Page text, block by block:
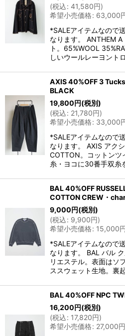
(税込: 41,580円)
希望小売価格: 63,000
*SALEアイテムなので
なります。 ANTHEM
ト。65%WOOL
しいウールレーヨント
AXIS 40%OFF 3
BLACK
19,800円(税別)
(税込: 21,780円)
希望小売価格: 33,000
*SALEアイテムなので
なります。 AXIS アク
COTTON。コットンツ
糸・ヨコに30番手双糸
BAL 40%OFF
COTTON CREW・
9,000円(税別)
(税込: 9,900円)
希望小売価格: 15,000
*SALEアイテムなので
なります。 BAL バル
リエステル。表面はソ
ススウェット生地。裏
BAL 40%OFF NPC
16,200円(税別)
(税込: 17,820円)
希望小売価格: 27,000円